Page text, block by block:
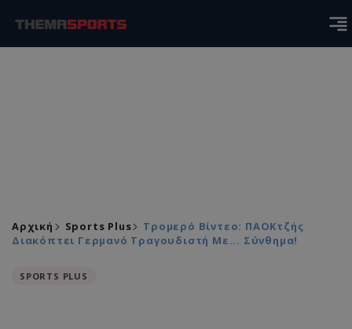
Αρχική Sports Plus
Τρομερό Βίντεο: ΠΑΟΚτζής
Διακόπτει Γερμανό Τραγουδιστή Με... Σύνθημα!
SPORTS PLUS